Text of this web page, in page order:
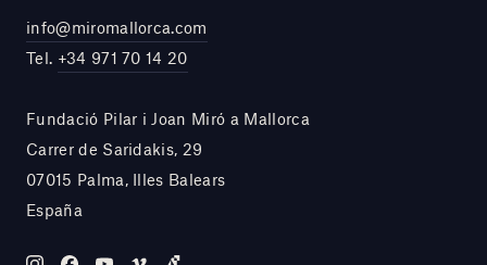
info@miromallorca.com
Tel. +34 971 70 14 20
Fundació Pilar i Joan Miró a Mallorca
Carrer de Saridakis, 29
07015 Palma, Illes Balears
España